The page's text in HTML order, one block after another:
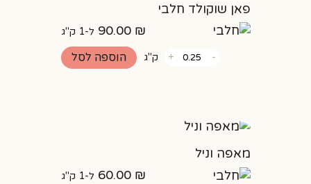
פאן שוקולד חלבי
90.00 ₪ ל-1 ק"ג
-כמות
של
+ ק"ג הוספה לסל
מאפה וניל
60.00 ₪ ל-1 ק"ג